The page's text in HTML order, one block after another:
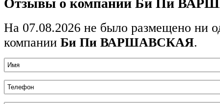
Отзывы о компании Би Пи
На 07.08.2026 не было размещено ни
компании Би Пи ВАРШАВСКАЯ.